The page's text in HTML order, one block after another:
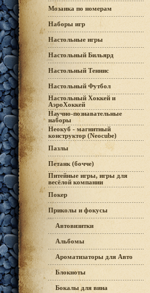
Мозаика по номерам
Наборы игр
Настольные игры
Настольный Бильярд
Настольный Теннис
Настольный Футбол
Настольный Хоккей и
АэроХоккей
Научно-познавательные
наборы
Неокуб - магнитный
конструктор (Neocube)
Пазлы
Петанк (бочче)
Питейные игры, игры для
весёлой компании
Покер
Приколы и фокусы
Автовизитки
Альбомы
Ароматизаторы для Авто
Блокноты
Бокалы для вина